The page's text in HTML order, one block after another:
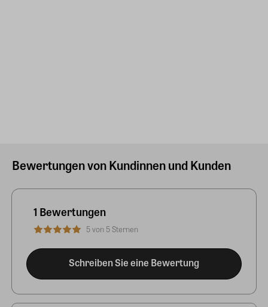
Bewertungen von Kundinnen und Kunden
1 Bewertungen
5 von 5 Sternen
Schreiben Sie eine Bewertung